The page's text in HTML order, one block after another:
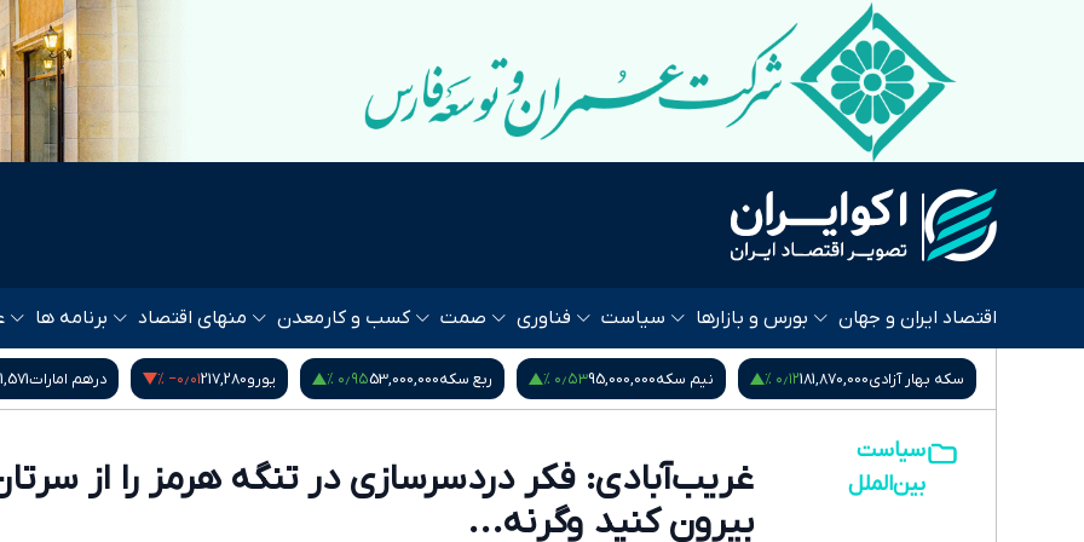
اقتصاد ایران و جهان بورس و بازارها سیاست فناوری صمت کسب و کار معدن منهای اقتصاد برنامه ها
181,870,000 ۰٫۱۲ % نیم سکه95,000,000۰٫۵۳ % ربع سکه53,000,000۰٫۹۵ % یورو217,280 ‎−۰٫۰۱ % درهم امارات 51,571۱٫۱۴ %
سیاست
بین‌الملل
غریب‌آبادی: فکر دردسرسازی در تنگه هرمز را از
بیرون کنید وگرنه...